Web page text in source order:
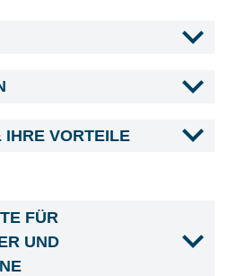
IHRE VORTEILE
FÜR
UND